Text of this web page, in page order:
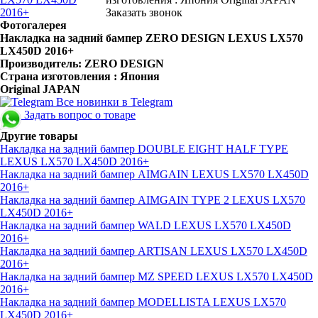
Заказать звонок
Фотогалерея
Накладка на задний бампер ZERO DESIGN LEXUS LX570
LX450D 2016+
Производитель: ZERO DESIGN
Страна изготовления : Япония
Original JAPAN
Все новинки в Telegram
Задать вопрос о товаре
Другие товары
Накладка на задний бампер DOUBLE EIGHT HALF TYPE
LEXUS LX570 LX450D 2016+
Накладка на задний бампер AIMGAIN LEXUS LX570 LX450D
2016+
Накладка на задний бампер AIMGAIN TYPE 2 LEXUS LX570
LX450D 2016+
Накладка на задний бампер WALD LEXUS LX570 LX450D
2016+
Накладка на задний бампер ARTISAN LEXUS LX570 LX450D
2016+
Накладка на задний бампер MZ SPEED LEXUS LX570 LX450D
2016+
Накладка на задний бампер MODELLISTA LEXUS LX570
LX450D 2016+